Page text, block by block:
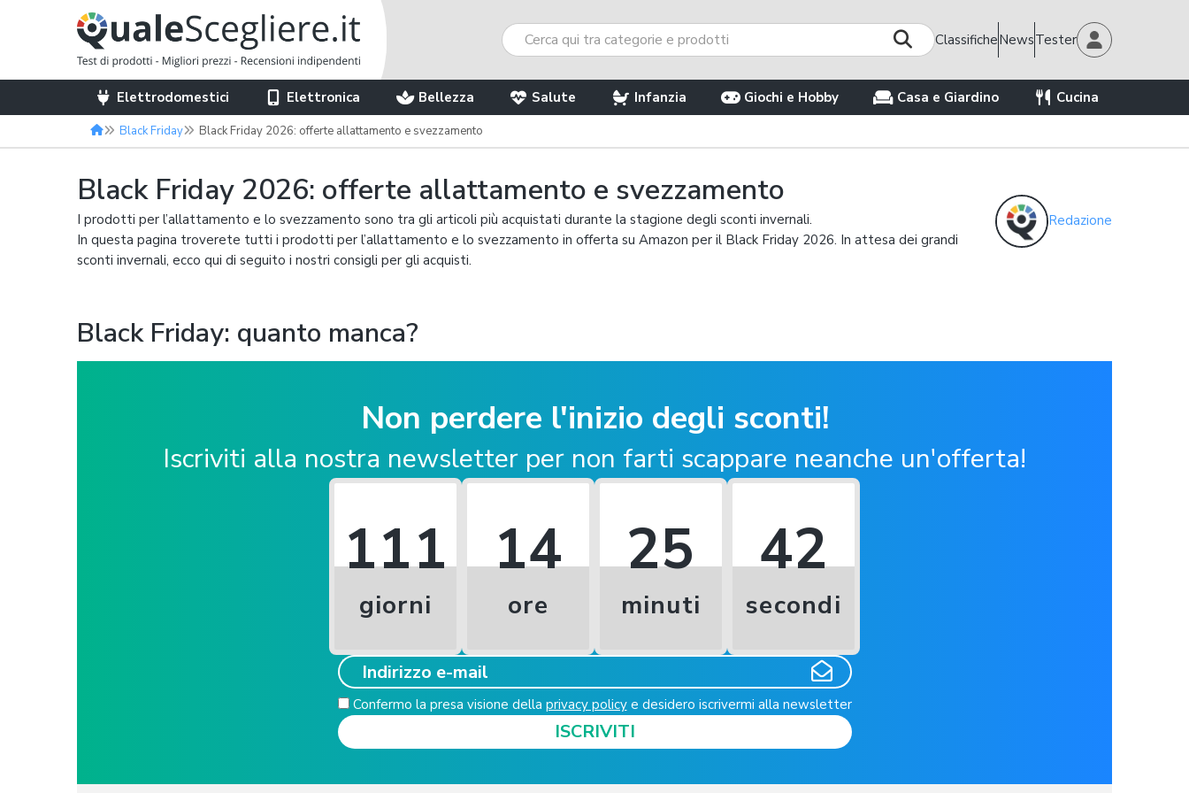
ClassificheNewsTester
Elettrodomestici Elettronica Bellezza Salute Infanzia Giochi e Hobby Casa e Giardino Cucina
Black Friday Black Friday 2026: offerte allattamento e svezzamento
Black Friday 2026: offerte allattamento e svezzamento
I prodotti per l’allattamento e lo svezzamento sono tra gli articoli più acquistati durante la stagione degli sconti invernali.
In questa pagina troverete tutti i prodotti per l’allattamento e lo svezzamento in offerta su Amazon per il Black Friday 2026. In attesa dei grandi
sconti invernali, ecco qui di seguito i nostri consigli per gli acquisti.
Redazione
Black Friday: quanto manca?
Non perdere l'inizio degli sconti!
Iscriviti alla nostra newsletter per non farti scappare neanche un'offerta!
111
giorni
14
ore
25
minuti
41
secondi
Confermo la presa visione della privacy policye desidero iscrivermi alla newsletter
ISCRIVITI